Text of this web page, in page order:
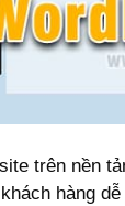
trên nền
hàng dễ